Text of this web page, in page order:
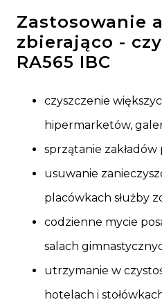
Zastosowanie
zbierająco -
RA565 IBC
czyszczenie
hipermarketów,
sprzątanie
usuwanie
placówkach służby
codzienne mycie
salach
utrzymanie w
hotelach i